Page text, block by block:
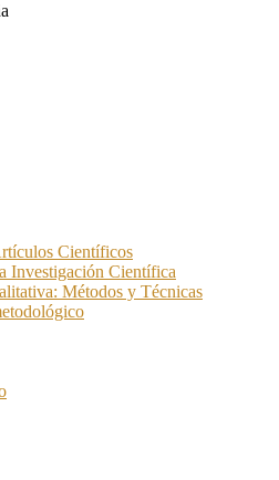
Científicos
Investigación Científica
Métodos y Técnicas